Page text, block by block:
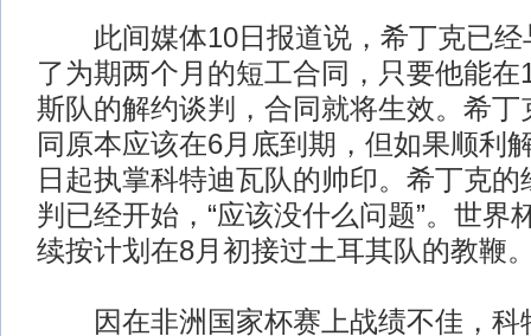
此间媒体10日报道说，希丁克已经
了为期两个月的短工合同，只要他能在
斯队的解约谈判，合同就将生效。希丁
同原本应该在6月底到期，但如果顺利
日起执掌科特迪瓦队的帅印。希丁克
判已经开始，“应该没什么问题”。世界
续按计划在8月初接过土耳其队的教鞭
因在非洲国家杯赛上战绩不佳，科